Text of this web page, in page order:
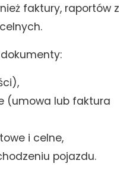
faktury, raportów z
(umowa lub faktura
i celne,
pojazdu.